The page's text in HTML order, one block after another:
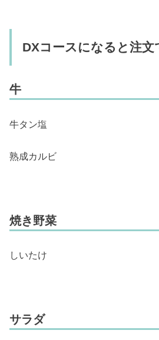
DXコースになると注
牛
牛タン塩
熟成カルビ
焼き野菜
しいたけ
サラダ